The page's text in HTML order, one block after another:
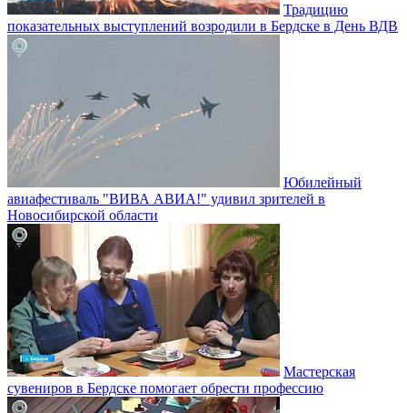
Традицию
показательных выступлений возродили в Бердске в День ВДВ
Юбилейный
авиафестиваль "ВИВА АВИА!" удивил зрителей в
Новосибирской области
Мастерская
сувениров в Бердске помогает обрести профессию